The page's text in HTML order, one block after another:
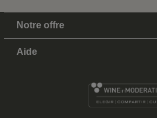
Notre offre
Aide